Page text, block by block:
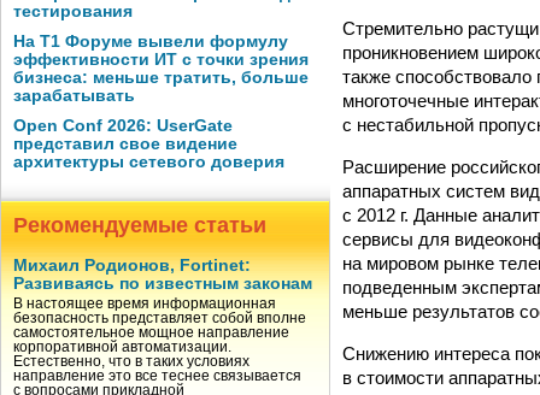
тестирования
На Т1 Форуме вывели формулу
эффективности ИТ с точки зрения
бизнеса: меньше тратить, больше
зарабатывать
Open Conf 2026: UserGate
представил свое видение
архитектуры сетевого доверия
Рекомендуемые статьи
Михаил Родионов, Fortinet:
Развиваясь по известным законам
В настоящее время информационная
безопасность представляет собой вполне
самостоятельное мощное направление
корпоративной автоматизации.
Естественно, что в таких условиях
направление это все теснее связывается
с вопросами прикладной
Стремительно
проникновением
также
многоточечные
с нестабильной
Расширение
аппаратных систем
с 2012 г. Данные
сервисы для
на мировом рынке
подведенным
меньше результатов
Снижению интереса
в стоимости